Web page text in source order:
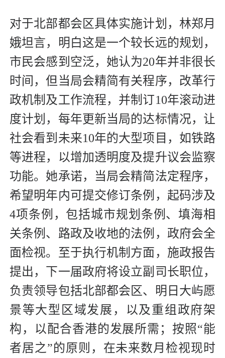
对于北部都会区具体实施计划，林郑月
娥坦言，明白这是一个较长远的规划，
市民会感到空泛，她认为20年并非很长
时间，但当局会精简有关程序，改革行
政机制及工作流程，并制订10年滚动进
度计划，每年更新当局的达标情况，让
社会看到未来10年的大型项目，如铁路
等进程，以增加透明度及提升议会监察
功能。她承诺，当局会精简法定程序，
希望明年内可提交修订条例，起码涉及
4项条例，包括城市规划条例、填海相
关条例、路政及收地的法例，政府会全
面检视。至于执行机制方面，施政报告
提出，下一届政府将设立副司长职位，
负责领导包括北部都会区、明日大屿愿
景等大型区域发展，以及重组政府架
构，以配合香港的发展所需；按照“能
者居之”的原则，在未来数月检视现时